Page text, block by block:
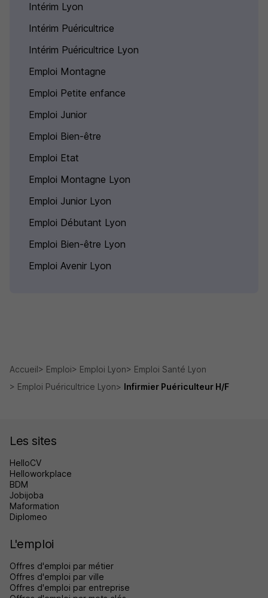
Intérim Lyon
Intérim Puéricultrice
Intérim Puéricultrice Lyon
Emploi Montagne
Emploi Petite enfance
Emploi Junior
Emploi Bien-être
Emploi Etat
Emploi Montagne Lyon
Emploi Junior Lyon
Emploi Débutant Lyon
Emploi Bien-être Lyon
Emploi Avenir Lyon
Accueil Emploi Emploi Lyon
Emploi Santé Lyon
Emploi Puéricultrice Lyon
Infirmier Puériculteur H/F
Les sites
HelloCV
Helloworkplace
BDM
Jobijoba
Maformation
Diplomeo
L'emploi
Offres d'emploi par métier
Offres d'emploi par ville
Offres d'emploi par entreprise